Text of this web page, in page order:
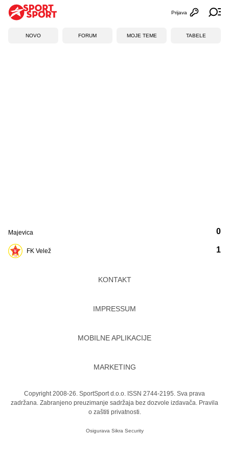
Otvori
Prijava
NOVO FORUM MOJE TEME TABELE
Majevica
FK Velež
0
1
KONTAKT
IMPRESSUM
MOBILNE APLIKACIJE
MARKETING
Copyright 2008-26. SportSport d.o.o. ISSN 2744-2195. Sva prava
zadržana. Zabranjeno preuzimanje sadržaja bez dozvole izdavača. Pravila
o zaštiti privatnosti.
Osigurava Sikra Security